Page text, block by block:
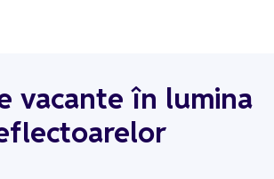
vacante în lumina